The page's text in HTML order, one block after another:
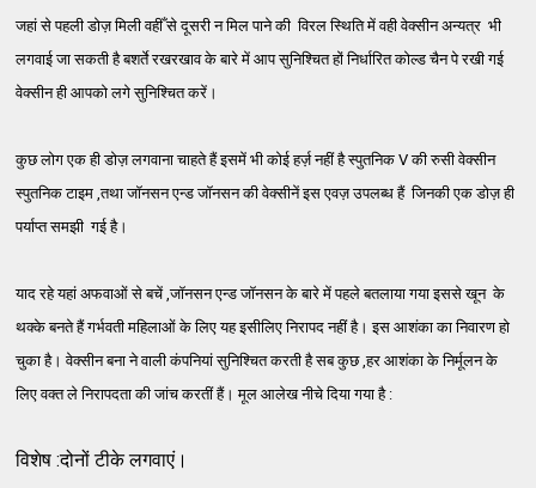
जहां से पहली डोज़ मिली वहीँ से दूसरी न मिल पाने की विरल स्थिति में वही वेक्सीन अन्यत्र भी
लगवाई जा सकती है बशर्ते रखरखाव के बारे में आप सुनिश्चित हों निर्धारित कोल्ड चैन पे रखी गई
वेक्सीन ही आपको लगे सुनिश्चित करें।
कुछ लोग एक ही डोज़ लगवाना चाहते हैं इसमें भी कोई हर्ज़ नहीं है स्पुतनिक V की रुसी वेक्सीन
स्पुतनिक टाइम ,तथा जॉनसन एन्ड जॉनसन की वेक्सीनें इस एवज़ उपलब्ध हैं जिनकी एक डोज़ ही
पर्याप्त समझी गई है।
याद रहे यहां अफवाओं से बचें ,जॉनसन एन्ड जॉनसन के बारे में पहले बतलाया गया इससे खून के
थक्के बनते हैं गर्भवती महिलाओं के लिए यह इसीलिए निरापद नहीं है। इस आशंका का निवारण हो
चुका है। वेक्सीन बना ने वाली कंपनियां सुनिश्चित करती है सब कुछ ,हर आशंका के निर्मूलन के
लिए वक्त ले निरापदता की जांच करतीं हैं। मूल आलेख नीचे दिया गया है :
विशेष :दोनों टीके लगवाएं।